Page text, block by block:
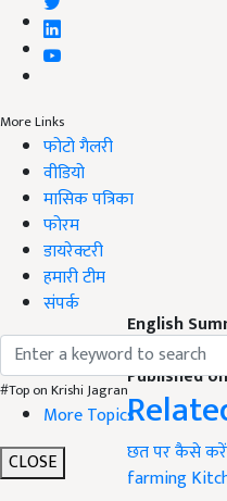
More Links
फोटो गैलरी
वीडियो
मासिक पत्रिका
फोरम
डायरेक्टरी
हमारी टीम
संपर्क
#Top on Krishi Jagran
More Topics
CLOSE
English
lockdown,
Published
छत पर कैसे
farming